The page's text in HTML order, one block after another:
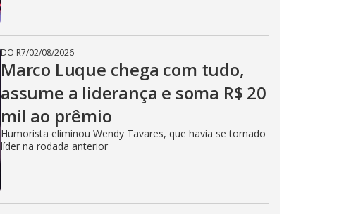
DO R7/02/08/2026
Marco Luque chega com tudo,
assume a liderança e soma R$ 20
mil ao prêmio
Humorista eliminou Wendy Tavares, que havia se tornado
líder na rodada anterior